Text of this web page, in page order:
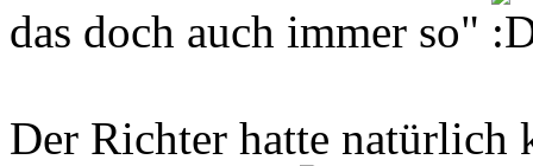
das doch auch immer so"
Der Richter hatte natürlich